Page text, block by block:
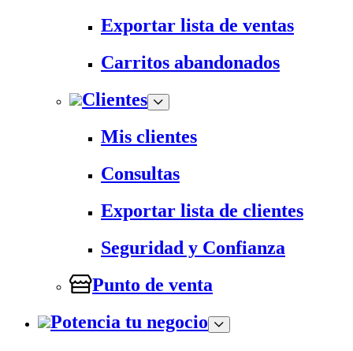
Exportar lista de ventas
Carritos abandonados
Clientes
Mis clientes
Consultas
Exportar lista de clientes
Seguridad y Confianza
Punto de venta
Potencia tu negocio